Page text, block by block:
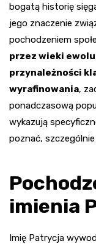
bogatą historię
jego znaczenie
pochodzeniem
przez wieki
przynależności
wyrafinowania,
ponadczasową
wykazują
poznać,
imienia
Imię Patrycja